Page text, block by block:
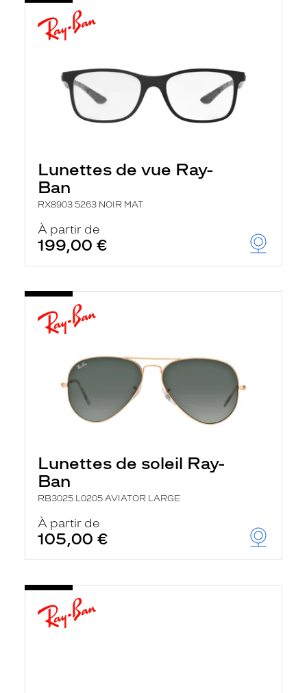
Lunettes de vue Ray-
Ban
RX8903 5263 NOIR MAT
À partir de
199,00 €
Lunettes de soleil Ray-
Ban
RB3025 L0205 AVIATOR LARGE
À partir de
105,00 €